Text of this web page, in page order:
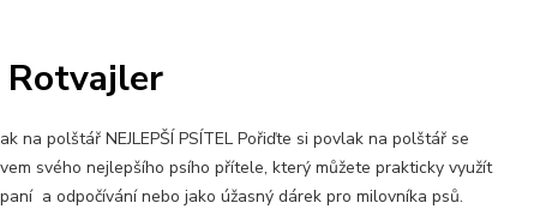
Rotvajler
na polštář NEJLEPŠÍ PSÍTEL Pořiďte si povlak na polštář se
svého nejlepšího psího přítele, který můžete prakticky využít
a odpočívání nebo jako úžasný dárek pro milovníka psů.